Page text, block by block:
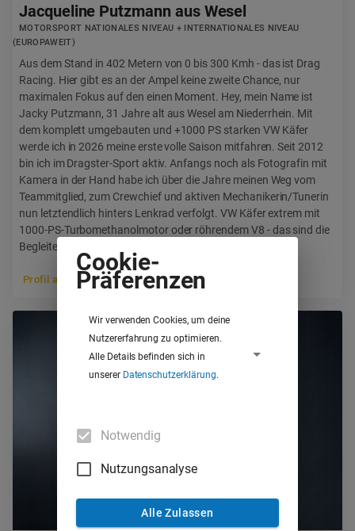
Jacqueline Putzmann aus Wesel
MOTORSPORT NATIONALES NIVEAU + INTERNATIONALES NIVEAU
(EUROPAWEIT)
Aus dem Stand in 402 Metern von 0 bis 300 Kmh - das ist Drag
Racing. Hier gibt es an der Ampel keine zweite Chance, nur
maximalen Fokus auf den einen Moment. Hey, mein Name ist
Jacky Putzmann, 31 Jahre alt aus Wesel am Niederrhein. Mit
dem komplett umgebauten und +1000 PS starken VW Käfer
werde ich in 2026 meine erste volle Saison mitfahren. Seit 2012
bin ich im Dragster-Sport aktiv. Anfangs noch als Fotografin mit
Kamera in der Hand habe ich über die Jahre meinen Weg vom
Teammitglied, zum Crewchief und aktiven Mechanikerin/Tunerin
nun letztendlich hinters Lenkrad verfolgt. VW Käfer extrem mit
1000-PS-Turbomethanolmotor oder röhrendem V8 - das sind die
Begleiter in meiner Freizeit.
Profil anzeigen
Cookie-
Präferenzen
Wir verwenden Cookies, um deine
Nutzererfahrung zu optimieren.
Alle Details befinden sich in
unserer Datenschutzerklärung.
Notwendig
Nutzungsanalyse
Alle Zulassen